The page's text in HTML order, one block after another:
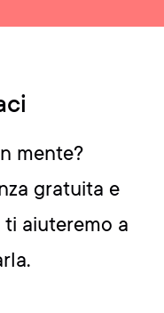
mente?
gratuita e
aiuteremo a